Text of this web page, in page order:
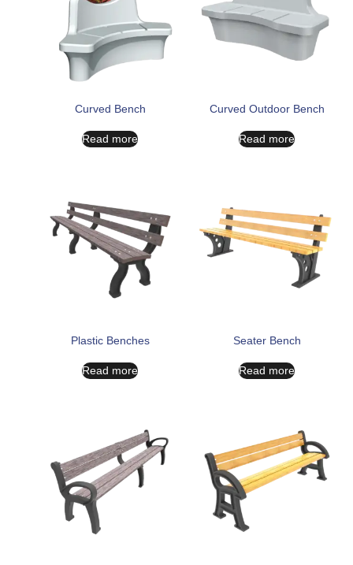
Curved Bench
Read more
Curved Outdoor Bench
Read more
Plastic Benches
Read more
Seater Bench
Read more